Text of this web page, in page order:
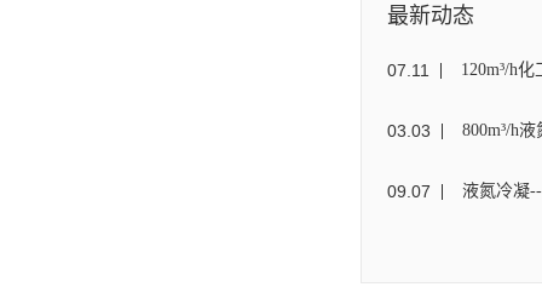
最新动态
07 11 120m³/h
03 03 800m³/h
09 07 液氮冷凝